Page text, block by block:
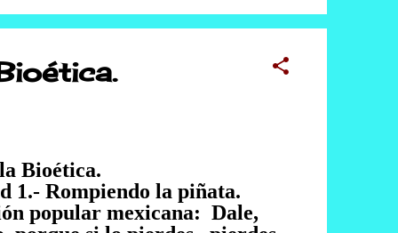
a través del WhatsApp
esta forma no es éticamente
encuentra regulado en lo
a Gaby, ginecóloga...
y la Bioética.
1.- Rompiendo la piñata.
popular mexicana: Dale,